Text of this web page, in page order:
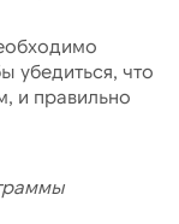
убедиться, что
и правильно